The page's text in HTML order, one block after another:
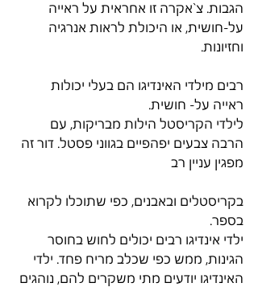
הגבות. צ`אקרה זו אחראית על ראייה
על-חושית, או היכולת לראות אנרגיה
וחזיונות.
רבים מילדי האינדיגו הם בעלי יכולות
ראייה על- חושית.
לילדי הקריסטל הילות מבריקות, עם
הרבה צבעים יפהפיים בגווני פסטל. דור זה
מפגין עניין רב
בקריסטלים ובאבנים, כפי שתוכלו לקרוא
בספר.
ילדי אינדיגו רבים יכולים לחוש בחוסר
הגינות, ממש כפי שכלב מריח פחד. ילדי
האינדיגו יודעים מתי משקרים להם, נוהגים